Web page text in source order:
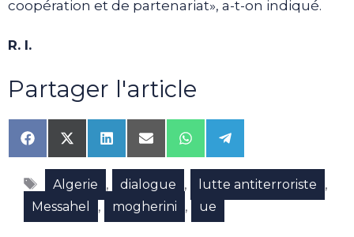
coopération et de partenariat», a-t-on indiqué.
R. I.
Partager l'article
Share
on
Facebook
Share
on
X
(Twitter)
Share
on
LinkedIn
Share
on
Email
Share
on
WhatsApp
Share
on
Telegram
Étiquettes
Algerie , dialogue , lutte antiterroriste ,
Messahel , mogherini , ue